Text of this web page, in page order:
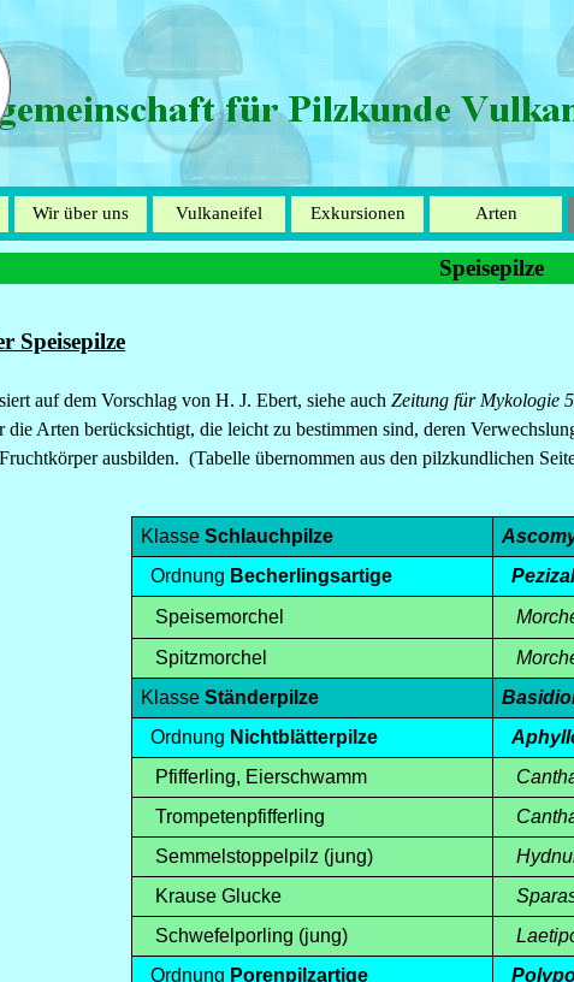
Menü
Wir über uns ▼
Vulkaneifel ▼
Exkursionen ▼
Arten
Speisepilze
Speisepilze
auf dem Vorschlag von H. J. Ebert, siehe auchZeitung für Mykologie
die Arten berücksichtigt, die leicht zu bestimmen sind, deren
ausbilden.(Tabelle übernommen aus den pilzkundlichen
Klasse Schlauchpilze
Ordnung Becherlingsartige
Speisemorchel
Spitzmorchel
Klasse Ständerpilze
Ordnung Nichtblätterpilze
Pfifferling, Eierschwamm
Trompetenpfifferling
Semmelstoppelpilz (jung)
Krause Glucke
Schwefelporling (jung)
Ordnung Porenpilzartige